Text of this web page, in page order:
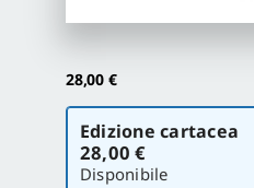
28,00 €
Scegli
versione
Edizione cartacea
28,00 €
Disponibile